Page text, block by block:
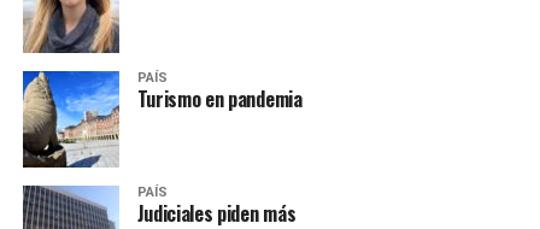
PAÍS
Turismo en pandemia
PAÍS
Judiciales piden más